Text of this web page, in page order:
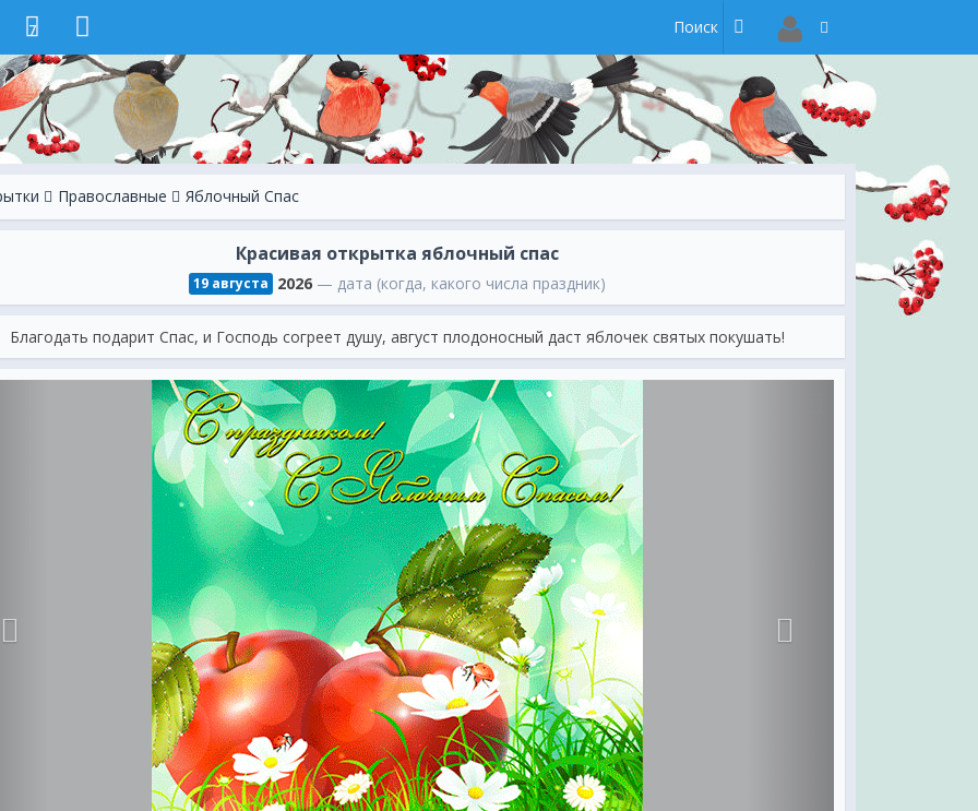
7
Православные Яблочный Спас
Красивая открытка яблочный спас
19 августа 2026— дата (когда, какого числа праздник)
Благодать подарит Спас, и Господь согреет душу, август плодоносный даст яблочек святых покушать!